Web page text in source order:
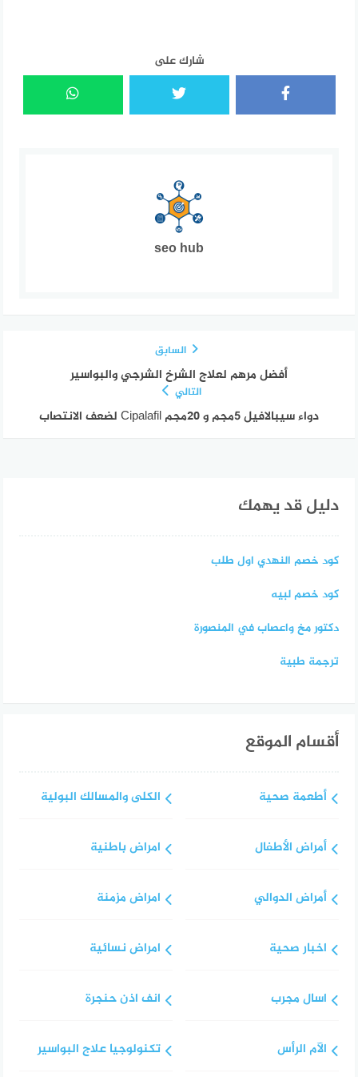
شارك على
seo hub
السابق
أفضل مرهم لعلاج الشرخ الشرجي والبواسير
التالي
دواء سيبالافيل 5مجم و ٢٠مجم Cipalafil لضعف الانتصاب
دليل قد يهمك
كود خصم النهدي اول طلب
كود خصم لبيه
دكتور مخ واعصاب في المنصورة
ترجمة طبية
أقسام الموقع
أطعمة صحية
أمراض الأطفال
أمراض الدوالي
اخبار صحية
اسال مجرب
الآم الرأس
الكلى والمسالك البولية
امراض باطنية
امراض مزمنة
امراض نسائية
انف اذن حنجرة
تكنولوجيا علاج البواسير